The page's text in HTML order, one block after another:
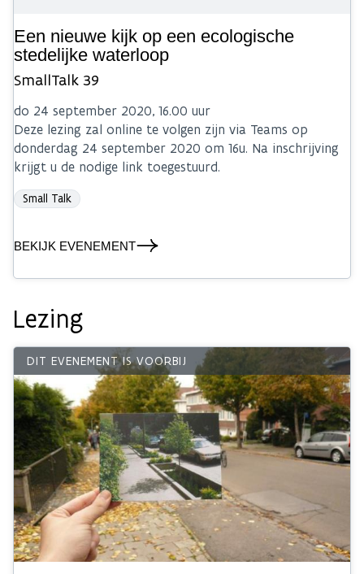
Een nieuwe kijk op een ecologische
stedelijke waterloop
SmallTalk 39
do 24 september 2020, 16.00 uur
Deze lezing zal online te volgen zijn via Teams op
donderdag 24 september 2020 om 16u. Na inschrijving
krijgt u de nodige link toegestuurd.
Small Talk
BEKIJK EVENEMENT
Lezing